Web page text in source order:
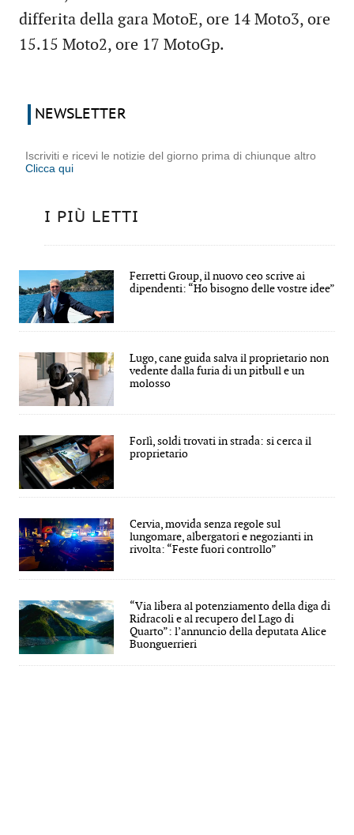
differita della gara MotoE, ore 14 Moto3, ore
15.15 Moto2, ore 17 MotoGp.
NEWSLETTER
Iscriviti e ricevi le notizie del giorno prima di chiunque altro
Clicca qui
I PIÙ LETTI
Ferretti Group, il nuovo ceo scrive ai
dipendenti: “Ho bisogno delle vostre idee”
Lugo, cane guida salva il proprietario non
vedente dalla furia di un pitbull e un
molosso
Forlì, soldi trovati in strada: si cerca il
proprietario
Cervia, movida senza regole sul
lungomare, albergatori e negozianti in
rivolta: “Feste fuori controllo”
“Via libera al potenziamento della diga di
Ridracoli e al recupero del Lago di
Quarto”: l’annuncio della deputata Alice
Buonguerrieri